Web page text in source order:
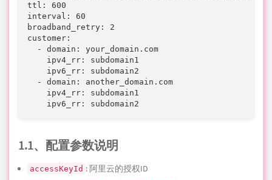
ttl: 600
interval: 60
broadband_retry: 2
customer:
  - domain: your_domain.com
    ipv4_rr: subdomain1
    ipv6_rr: subdomain2
  - domain: another_domain.com
    ipv4_rr: subdomain1
    ipv6_rr: subdomain2
1.1、配置参数说明
accessKeyId : 阿里云的授权ID